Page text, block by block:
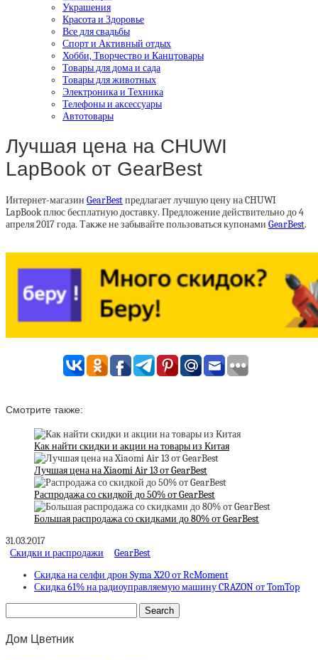
Украшения
Красота и Здоровье
Все для свадьбы
Спорт и Активный отдых
Хобби, Творчество и Канцтовары
Товары для дома и сада
Товары для животных
Электроника и Техника
Телефоны и аксессуары
Автотовары
Лучшая цена на CHUWI
LapBook от GearBest
Интернет-магазин GearBestпредлагает лучшую цену на CHUWI
LapBook плюс бесплатную доставку. Предложение действительно до 4
апреля 2017 года. Также не забывайте пользоваться купонами GearBest.
Смотрите также:
Как найти скидки и акции на товары из Китая
Лучшая цена на Xiaomi Air 13 от GearBest
Распродажа со скидкой до 50% от GearBest
Большая распродажа со скидками до 80% от GearBest
31.03.2017
Скидки и распродажи
GearBest
Скидка на селфи дрон Syma X20 от RcMoment
Скидка 61% на радиоуправляемую машину CRAZON от TomTop
Дом Цветник